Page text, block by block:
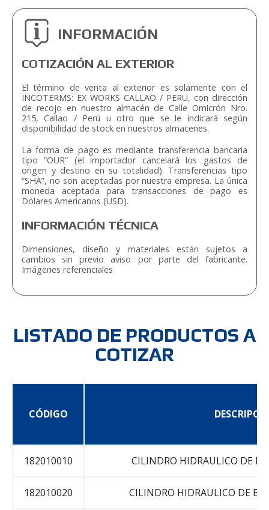
INFORMACIÓN
COTIZACIÓN AL EXTERIOR
El término de venta al exterior es solamente con el
INCOTERMS: EX WORKS CALLAO / PERU, con dirección
de recojo en nuestro almacén de Calle Omicrón Nro.
215, Callao / Perú u otro que se le indicará según
disponibilidad de stock en nuestros almacenes.
La forma de pago es mediante transferencia bancaria
tipo “OUR“ (el importador cancelará los gastos de
origen y destino en su totalidad). Transferencias tipo
“SHA”, no son aceptadas por nuestra empresa. La única
moneda aceptada para transacciones de pago es
Dólares Americanos (USD).
INFORMACIÓN TÉCNICA
Dimensiones, diseño y materiales están sujetos a
cambios sin previo aviso por parte del fabricante.
Imágenes referenciales
LISTADO DE PRODUCTOS A
COTIZAR
CÓDIGO
182010010 CILINDRO HIDRAULICO DE
182010020 CILINDRO HIDRAULICO DE